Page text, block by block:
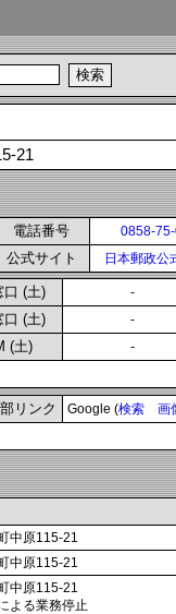
21
電話番号 0858-
公式サイト 日本郵政公
口 (土) -
口 (土) -
(土) -
リンク Google (検索 画
中原115-21
中原115-21
中原115-21
よる業務停止